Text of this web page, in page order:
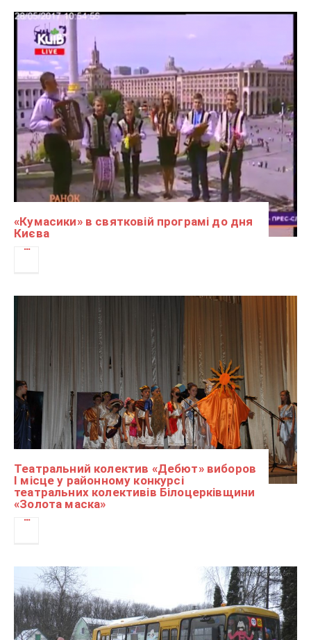
«Кумасики» в святковій програмі до дня
Києва
Театральний колектив «Дебют» виборов
І місце у районному конкурсі
театральних колективів Білоцерківщини
«Золота маска»